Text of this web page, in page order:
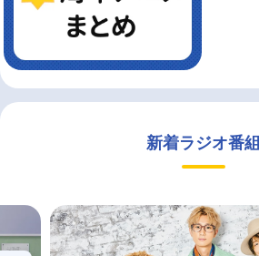
新着ラジオ番組